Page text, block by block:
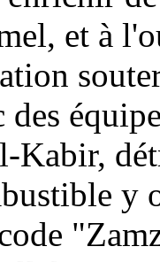
et à
y